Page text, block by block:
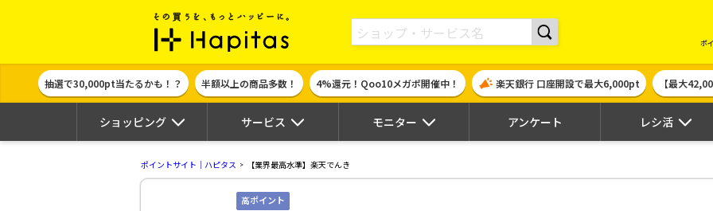
ポイント貯めて現金やギフト券に交換できるポイントサイト | ハピタス
ポ
抽選で30,000pt当たるかも！？ 半額以上の商品多数！ 4%還元！Qoo10メガポ開催中！ 楽天銀行 口座開設で最大6,000pt 【最大
ショッピング サービス モニター アンケート レシ活
ポイントサイト｜ハピタス 【業界最高水準】楽天でんき
高ポイント